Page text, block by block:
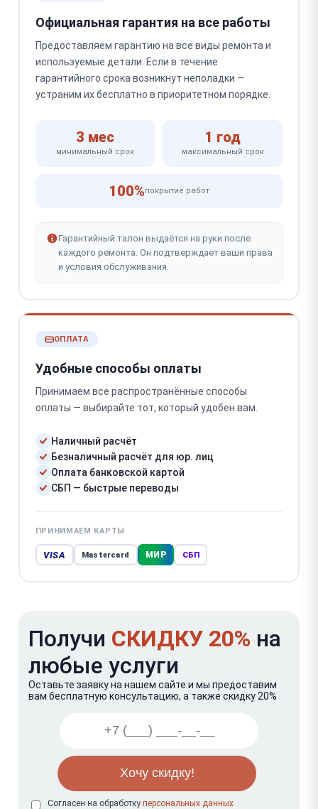
Официальная гарантия на все работы
Предоставляем гарантию на все виды ремонта и
используемые детали. Если в течение
гарантийного срока возникнут неполадки —
устраним их бесплатно в приоритетном порядке.
3 мес
минимальный срок
1 год
максимальный срок
100%покрытие работ
Гарантийный талон выдаётся на руки после
каждого ремонта. Он подтверждает ваши права
и условия обслуживания.
ОПЛАТА
Удобные способы оплаты
Принимаем все распространённые способы
оплаты — выбирайте тот, который удобен вам.
Наличный расчёт
Безналичный расчёт для юр. лиц
Оплата банковской картой
СБП — быстрые переводы
ПРИНИМАЕМ КАРТЫ
VISA Mastercard МИР СБП
Получи СКИДКУ 20% на
любые услуги
Оставьте заявку на нашем сайте и мы предоставим
вам бесплатную консультацию, а также скидку 20%
Согласен на обработку персональных данных